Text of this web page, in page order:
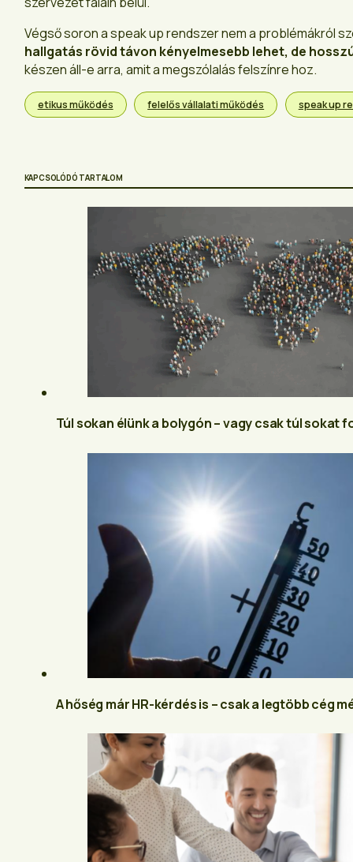
Végső soron a speak up rendszer nem a problémákról
hallgatás rövid távon kényelmesebb lehet, de
készen áll-e arra, amit a megszólalás felszínre hoz.
etikus működés felelős vállalati működés speak up
KAPCSOLÓDÓ TARTALOM
Túl sokan élünk a bolygón – vagy csak túl sokat
A hőség már HR-kérdés is – csak a legtöbb cég